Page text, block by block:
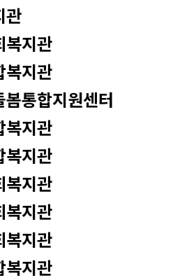
관
복지관
복지관
통합지원센터
복지관
복지관
복지관
복지관
복지관
복지관